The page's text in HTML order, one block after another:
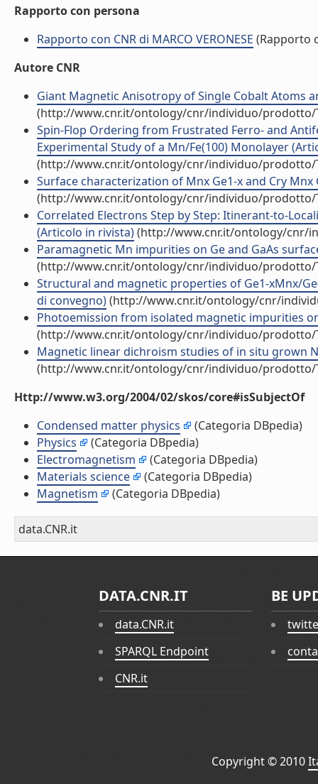
Rapporto con persona
Rapporto con CNR di MARCO VERONESE (Rapporto
Autore CNR
Giant Magnetic Anisotropy of Single Cobalt Atoms
(http://www.cnr.it/ontology/cnr/individuo/prodotto/
Spin-Flop Ordering from Frustrated Ferro- and
Experimental Study of a Mn/Fe(100) Monolayer
(http://www.cnr.it/ontology/cnr/individuo/prodotto/
Surface characterization of Mnx Ge1-x and Cry
(http://www.cnr.it/ontology/cnr/individuo/prodotto/
Correlated Electrons Step by Step: Itinerant-to-
(Articolo in rivista)(http://www.cnr.it/ontology/cnr/
Paramagnetic Mn impurities on Ge and GaAs
(http://www.cnr.it/ontology/cnr/individuo/prodotto/
Structural and magnetic properties of Ge1-xMnx/
di convegno)(http://www.cnr.it/ontology/cnr/
Photoemission from isolated magnetic impurities
(http://www.cnr.it/ontology/cnr/individuo/prodotto/
Magnetic linear dichroism studies of in situ grown
(http://www.cnr.it/ontology/cnr/individuo/prodotto/
Http://www.w3.org/2004/02/skos/core#isSubjectOf
Condensed matter physics
(Categoria DBpedia)
Physics
(Categoria DBpedia)
Electromagnetism
(Categoria DBpedia)
Materials science
(Categoria DBpedia)
Magnetism
(Categoria DBpedia)
data.CNR.it
DATA.CNR.IT
data.CNR.it
SPARQL Endpoint
CNR.it
BE
Copyright © 2010